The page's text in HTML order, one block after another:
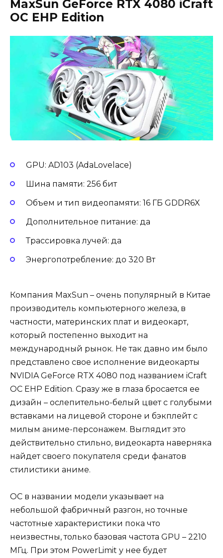
MaxSun GeForce RTX 4080 iCraft
OC EHP Edition
GPU: AD103 (AdaLovelace)
Шина памяти: 256 бит
Объем и тип видеопамяти: 16 ГБ GDDR6X
Дополнительное питание: да
Трассировка лучей: да
Энергопотребление: до 320 Вт
Компания MaxSun – очень популярный в Китае
производитель компьютерного железа, в
частности, материнских плат и видеокарт,
который постепенно выходит на
международный рынок. Не так давно им было
представлено свое исполнение видеокарты
NVIDIA GeForce RTX 4080 под названием iCraft
OC EHP Edition. Сразу же в глаза бросается ее
дизайн – ослепительно-белый цвет с голубыми
вставками на лицевой стороне и бэкплейт с
милым аниме-персонажем. Выглядит это
действительно стильно, видеокарта наверняка
найдет своего покупателя среди фанатов
стилистики аниме.
OC в названии модели указывает на
небольшой фабричный разгон, но точные
частотные характеристики пока что
неизвестны, только базовая частота GPU – 2210
МГц. При этом PowerLimit у нее будет